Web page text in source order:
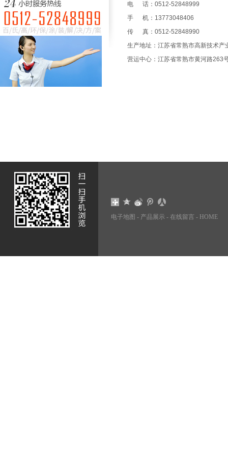
电 话：0512-52848999
手 机：13773048406
传 真：0512-52848990
生产地址：江苏省常熟市高新技术产
营运中心：江苏省常熟市黄河路263
电子地图 - 产品展示 - 在线留言 - HOME